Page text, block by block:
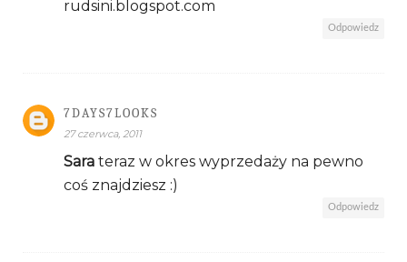
rudsini.blogspot.com
Odpowiedz
7DAYS7LOOKS
27 czerwca, 2011
Sara teraz w okres wyprzedaży na pewno
coś znajdziesz :)
Odpowiedz